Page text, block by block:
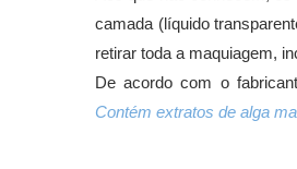
camada (líquido
retirar toda a maquiagem,
De acordo com o
Contém extratos de alga